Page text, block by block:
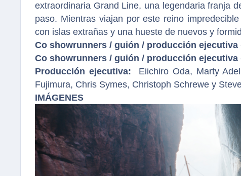
extraordinaria Grand Line, una legendaria franja
paso. Mientras viajan por este reino
con islas extrañas y una hueste de nuevos y
Co showrunners / guión / producción ejecutiva
Co showrunners / guión / producción ejecutiva
Producción ejecutiva: Eiichiro Oda, Marty
Fujimura, Chris Symes, Christoph Schrewe y
IMÁGENES